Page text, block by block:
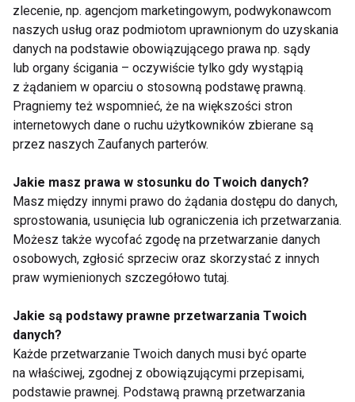
DZIECKO
Zdrowe dziecko
Dieta offline -
remedium dla
Dlaczego należy
unikać dodatkowego
najmłodszych?
zlecenie, np. agencjom marketingowym, podwykonawcom
naszych usług oraz podmiotom uprawnionym do uzyskania
danych na podstawie obowiązującego prawa np. sądy
lub organy ścigania – oczywiście tylko gdy wystąpią
z żądaniem w oparciu o stosowną podstawę prawną.
Pragniemy też wspomnieć, że na większości stron
internetowych dane o ruchu użytkowników zbierane są
przez naszych Zaufanych parterów.
Jakie masz prawa w stosunku do Twoich danych?
Masz między innymi prawo do żądania dostępu do danych,
sprostowania, usunięcia lub ograniczenia ich przetwarzania.
Możesz także wycofać zgodę na przetwarzanie danych
osobowych, zgłosić sprzeciw oraz skorzystać z innych
praw wymienionych szczegółowo tutaj.
Jakie są podstawy prawne przetwarzania Twoich
danych?
Każde przetwarzanie Twoich danych musi być oparte
na właściwej, zgodnej z obowiązującymi przepisami,
podstawie prawnej. Podstawą prawną przetwarzania